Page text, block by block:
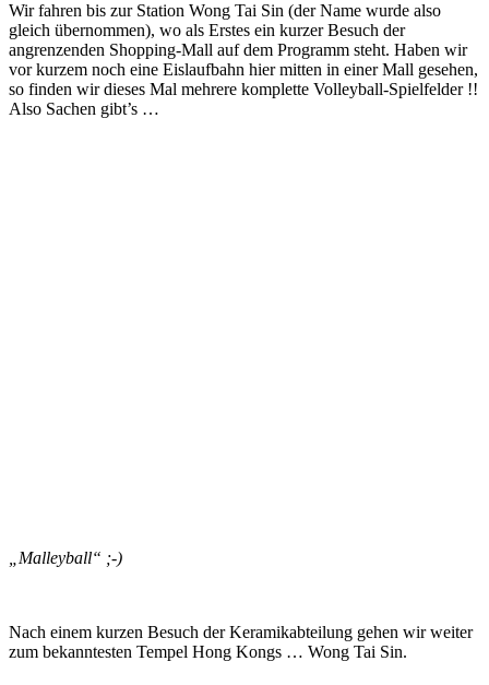
Wir fahren bis zur Station Wong Tai Sin (der Name wurde also
gleich übernommen), wo als Erstes ein kurzer Besuch der
angrenzenden Shopping-Mall auf dem Programm steht. Haben wir
vor kurzem noch eine Eislaufbahn hier mitten in einer Mall gesehen,
so finden wir dieses Mal mehrere komplette Volleyball-Spielfelder !!
Also Sachen gibt’s …
„Malleyball“ ;-)
Nach einem kurzen Besuch der Keramikabteilung gehen wir weiter
zum bekanntesten Tempel Hong Kongs … Wong Tai Sin.